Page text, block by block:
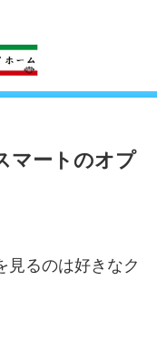
マートのオプ
見るのは好きなク